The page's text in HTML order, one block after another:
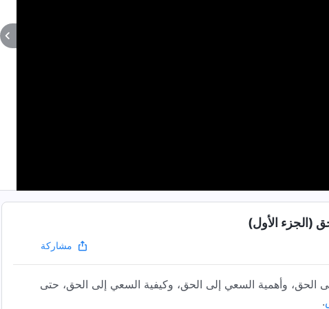
(الجزء الأول)
مشاركة
الحق، وأهمية السعي إلى الحق، وكيفية السعي إلى الحق، حتى
.